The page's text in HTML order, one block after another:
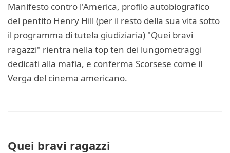
Manifesto contro l'America, profilo autobiografico
del pentito Henry Hill (per il resto della sua vita sotto
il programma di tutela giudiziaria) "Quei bravi
ragazzi" rientra nella top ten dei lungometraggi
dedicati alla mafia, e conferma Scorsese come il
Verga del cinema americano.
Quei bravi ragazzi